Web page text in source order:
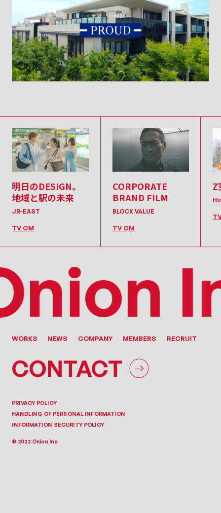
明日のDESIGN。
地域と駅の未来
JR-EAST
TV CM
CORPORATE
BRAND FILM
BLOCK VALUE
TV CM
Z
WORKS NEWS COMPANY MEMBERS RECRUIT
CONTACT
PRIVACY POLICY
HANDLING OF PERSONAL INFORMATION
INFORMATION SECURITY POLICY
© 2022 Onion Inc